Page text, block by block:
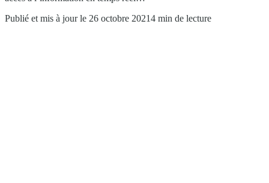
Publié et mis à jour le 26 octobre 20214 min de lecture